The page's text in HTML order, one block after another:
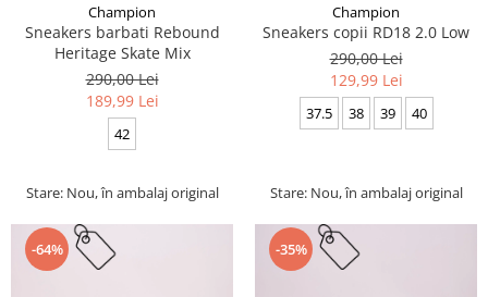
Champion
Sneakers barbati Rebound
Heritage Skate Mix
290,00 Lei
189,99 Lei
42
Stare: Nou, în ambalaj original
Champion
Sneakers copii RD18 2.0 Low
290,00 Lei
129,99 Lei
37.5 38 39 40
Stare: Nou, în ambalaj original
-64% -35%